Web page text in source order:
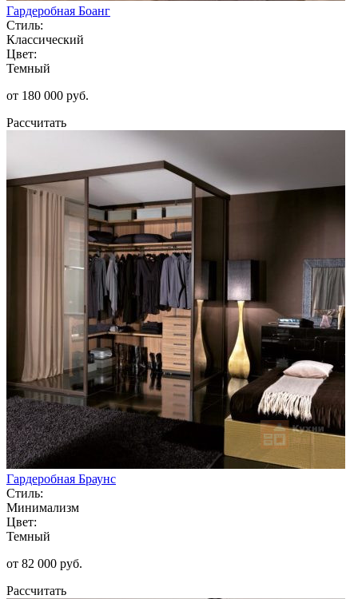
Гардеробная Боанг
Стиль:
Классический
Цвет:
Темный
от 180 000 руб.
Рассчитать
Гардеробная Браунс
Стиль:
Минимализм
Цвет:
Темный
от 82 000 руб.
Рассчитать